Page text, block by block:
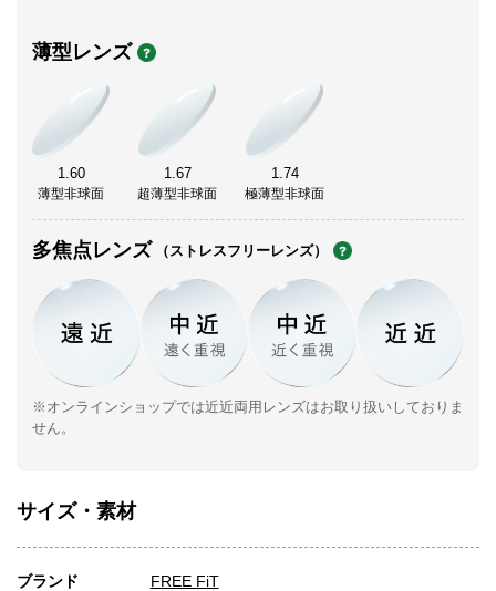
薄型レンズ
1.60
薄型非球面
1.67
超薄型非球面
1.74
極薄型非球面
多焦点レンズ （ストレスフリーレンズ）
※オンラインショップでは近近両用レンズはお取り扱いしておりま
せん。
サイズ・素材
ブランド FREE FiT